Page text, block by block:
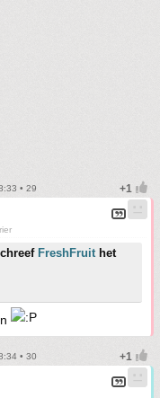
• 29
FreshFruithet
• 30